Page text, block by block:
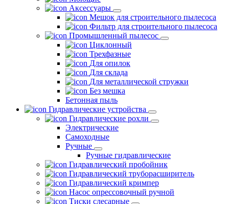
Аксессуары
Мешок для строительного пылесоса
Фильтр для строительного пылесоса
Промышленный пылесос
Циклонный
Трехфазные
Для опилок
Для склада
Для металлической стружки
Без мешка
Бетонная пыль
Гидравлические устройства
Гидравлические рохли
Электрические
Самоходные
Ручные
Ручные гидравлические
Гидравлический пробойник
Гидравлический труборасширитель
Гидравлический кримпер
Насос опрессовочный ручной
Тиски слесарные